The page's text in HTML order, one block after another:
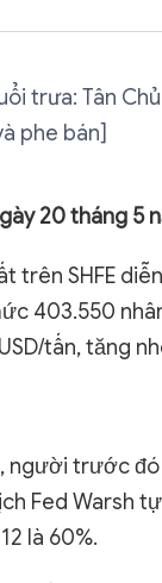
trưa: Tân
phe bán]
20 tháng 5
trên SHFE
403.550
tấn, tăng
người trước
Fed Warsh
là 60%.